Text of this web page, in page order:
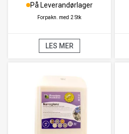
På Leverandørlager
Forpakn. med 2 Stk
LES MER